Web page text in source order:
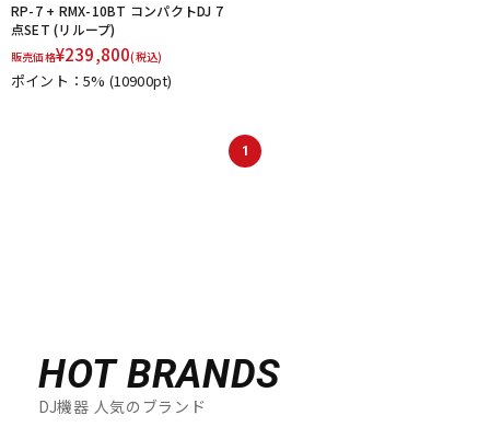
RP-7 + RMX-10BT コンパクトDJ 7
点SET (リループ)
販売価格¥239,800(税込)
ポイント：5% (10900pt)
1
HOT BRANDS
DJ機器 人気のブランド